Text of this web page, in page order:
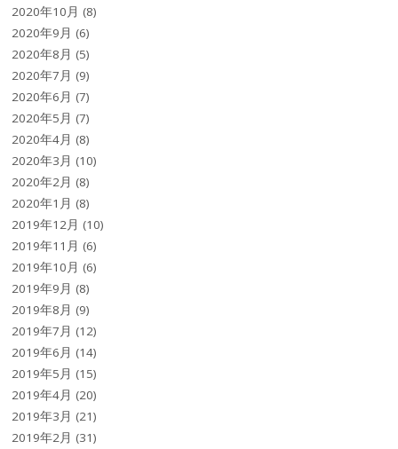
2020年10月 (8)
2020年9月 (6)
2020年8月 (5)
2020年7月 (9)
2020年6月 (7)
2020年5月 (7)
2020年4月 (8)
2020年3月 (10)
2020年2月 (8)
2020年1月 (8)
2019年12月 (10)
2019年11月 (6)
2019年10月 (6)
2019年9月 (8)
2019年8月 (9)
2019年7月 (12)
2019年6月 (14)
2019年5月 (15)
2019年4月 (20)
2019年3月 (21)
2019年2月 (31)